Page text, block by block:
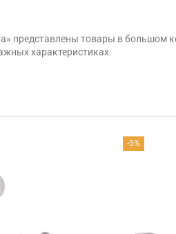
представлены товары в большом
характеристиках.
-5%